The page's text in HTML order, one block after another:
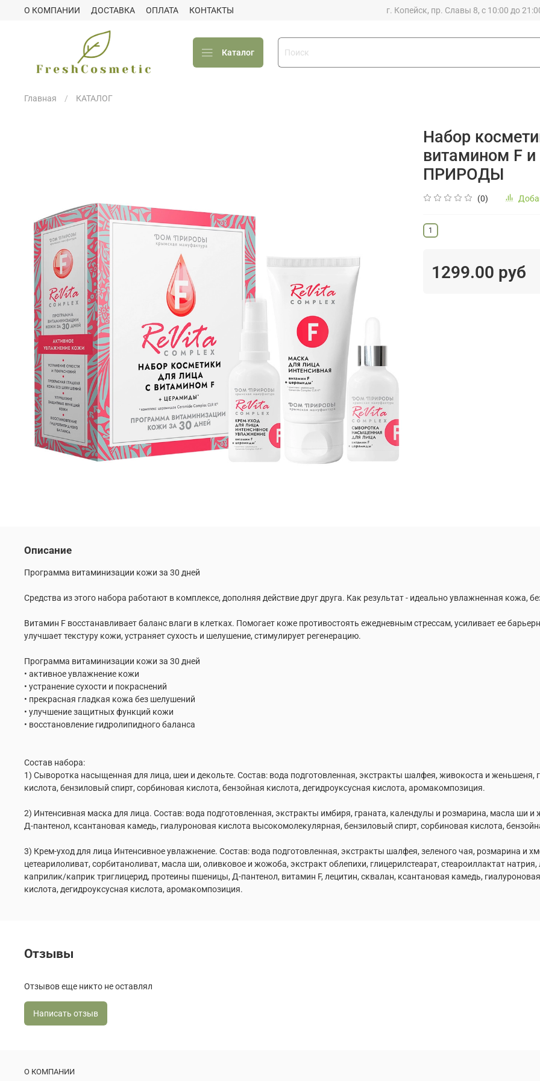
О КОМПАНИИ ДОСТАВКА ОПЛАТА КОНТАКТЫ г. Копейск, пр. Славы 8, с 10:00 до
Каталог
Главная КАТАЛОГ
Набор
витамином F
ПРИРОДЫ
(0)
1
1299.00 руб
Описание
Программа витаминизации кожи за 30 дней
Средства из этого набора работают в комплексе, дополняя действие друг друга. Как результат - идеально увлажненная кожа,
Витамин F восстанавливает баланс влаги в клетках. Помогает коже противостоять ежедневным стрессам, усиливает ее
улучшает текстуру кожи, устраняет сухость и шелушение, стимулирует регенерацию.
Программа витаминизации кожи за 30 дней
• активное увлажнение кожи
• устранение сухости и покраснений
• прекрасная гладкая кожа без шелушений
• улучшение защитных функций кожи
• восстановление гидролипидного баланса
Состав набора:
1) Сыворотка насыщенная для лица, шеи и декольте. Состав: вода подготовленная, экстракты шалфея, живокоста и женьшеня,
кислота, бензиловый спирт, сорбиновая кислота, бензойная кислота, дегидроуксусная кислота, аромакомпозиция.
2) Интенсивная маска для лица. Состав: вода подготовленная, экстракты имбиря, граната, календулы и розмарина, масла ши
Д-пантенол, ксантановая камедь, гиалуроновая кислота высокомолекулярная, бензиловый спирт, сорбиновая кислота,
3) Крем-уход для лица Интенсивное увлажнение. Состав: вода подготовленная, экстракты шалфея, зеленого чая, розмарина и
цетеарилоливат, сорбитаноливат, масла ши, оливковое и жожоба, экстракт облепихи, глицерилстеарат, стеароиллактат
каприлик/каприк триглицерид, протеины пшеницы, Д-пантенол, витамин F, лецитин, сквалан, ксантановая камедь,
кислота, дегидроуксусная кислота, аромакомпозиция.
Отзывы
Отзывов еще никто не оставлял
Написать отзыв
О КОМПАНИИ